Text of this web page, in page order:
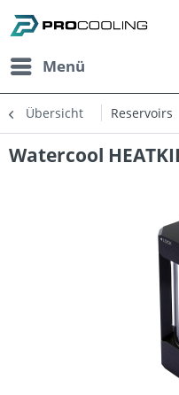
Menü
Übersicht Reservoirs
Watercool